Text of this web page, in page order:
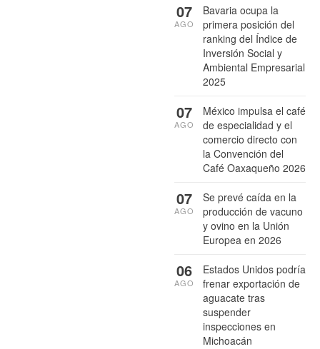
Bavaria ocupa la
primera posición del
ranking del Índice de
Inversión Social y
Ambiental Empresarial
2025
07
AGO
México impulsa el café
de especialidad y el
comercio directo con
la Convención del
Café Oaxaqueño 2026
07
AGO
Se prevé caída en la
producción de vacuno
y ovino en la Unión
Europea en 2026
07
AGO
Estados Unidos podría
frenar exportación de
aguacate tras
suspender
inspecciones en
Michoacán
06
AGO